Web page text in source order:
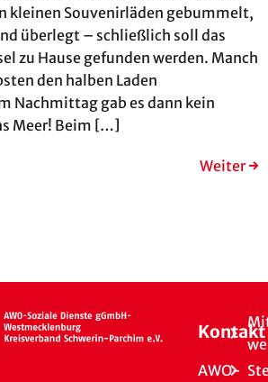
kleinen Souvenirläden gebummelt,
überlegt – schließlich soll das
zu Hause gefunden werden. Manch
den halben Laden
Nachmittag gab es dann kein
Meer! Beim […]
Weiter→
Kontakt
AWO-